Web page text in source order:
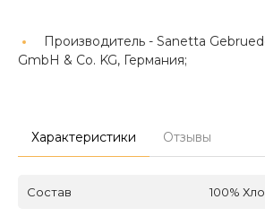
Производитель - Sanetta
GmbH & Co. KG, Германия;
Характеристики Отзывы
Состав 100%